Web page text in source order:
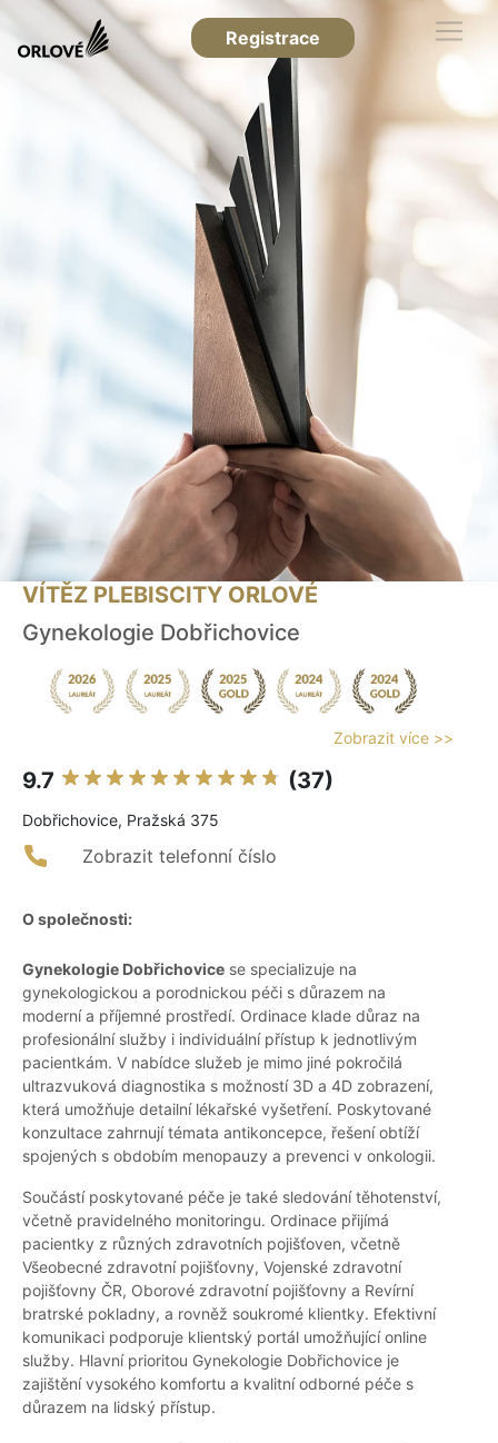
Registrace
VÍTĚZ PLEBISCITY ORLOVÉ
Gynekologie Dobřichovice
Zobrazit více >>
9.7 (37)
Dobřichovice, Pražská 375
Zobrazit telefonní číslo
O společnosti:
Gynekologie Dobřichovice se specializuje na
gynekologickou a porodnickou péči s důrazem na
moderní a příjemné prostředí. Ordinace klade důraz na
profesionální služby i individuální přístup k jednotlivým
pacientkám. V nabídce služeb je mimo jiné pokročilá
ultrazvuková diagnostika s možností 3D a 4D zobrazení,
která umožňuje detailní lékařské vyšetření. Poskytované
konzultace zahrnují témata antikoncepce, řešení obtíží
spojených s obdobím menopauzy a prevenci v onkologii.
Součástí poskytované péče je také sledování těhotenství,
včetně pravidelného monitoringu. Ordinace přijímá
pacientky z různých zdravotních pojišťoven, včetně
Všeobecné zdravotní pojišťovny, Vojenské zdravotní
pojišťovny ČR, Oborové zdravotní pojišťovny a Revírní
bratrské pokladny, a rovněž soukromé klientky. Efektivní
komunikaci podporuje klientský portál umožňující online
služby. Hlavní prioritou Gynekologie Dobřichovice je
zajištění vysokého komfortu a kvalitní odborné péče s
důrazem na lidský přístup.